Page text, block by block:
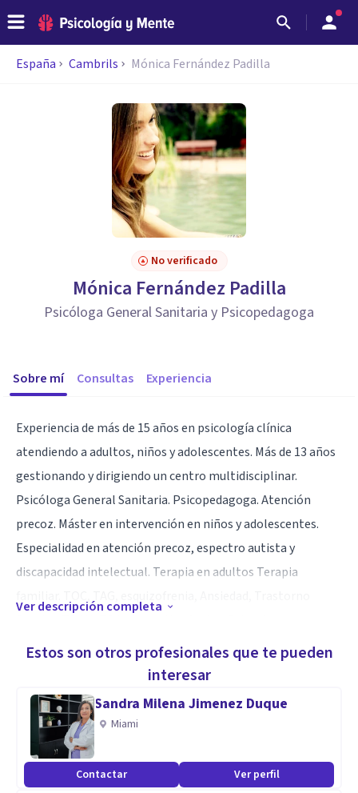
España Cambrils Mónica Fernández Padilla
No verificado
Mónica Fernández Padilla
Psicóloga General Sanitaria y Psicopedagoga
Sobre mí Consultas Experiencia
Experiencia de más de 15 años en psicología clínica
atendiendo a adultos, niños y adolescentes. Más de 13 años
gestionando y dirigiendo un centro multidisciplinar.
Psicóloga General Sanitaria. Psicopedagoga. Atención
precoz. Máster en intervención en niños y adolescentes.
Especialidad en atención precoz, espectro autista y
discapacidad intelectual. Terapia en adultos Terapia
Adicciones…
Especialidad en Atención precoz, espectro autista,
discapacidad intelectual y problemas de aprendizaje.
Terapia en adultos y familiar. TOC, TAG, Esquizofrenia,
ansiedad, trastorno bipolar, TDAH, TDA, depresión, fobias,
Ver descripción completa
Estos son otros profesionales que te pueden
interesar
Sandra Milena Jimenez Duque
Miami
Contactar Ver perfil